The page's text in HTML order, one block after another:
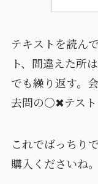
テキストを読ん
ト、間違えた所
でも繰り返す。
去問の○✖テスト
これでばっちり
購入くださいね。